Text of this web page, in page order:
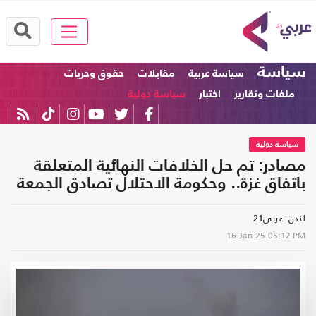
سياسة سياسة عربية مقابلات
حقوق وحريات
ملفات وتقارير
اختبار سياسة دولية
سياسة دولية
مصادر: تم حل الخلافات النهائية المتعلقة
باتفاق غزة.. وحكومة الاحتلال تصادق الجمعة
لندن- عربي21
16-Jan-25 05:12 PM